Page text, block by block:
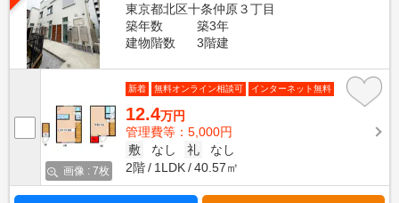
東京都北区十条仲原３丁目
築年数
築3年
建物階数
3階建
画像 : 7枚
新着 無料オンライン相談可 インターネット無料
12.4万円
管理費等：5,000円
敷
なし 礼
なし
2階
1LDK 40.57㎡